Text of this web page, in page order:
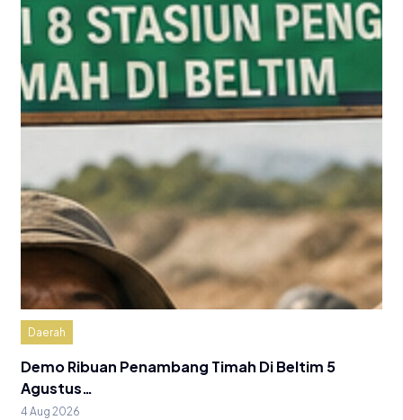
Daerah
Demo Ribuan Penambang Timah Di Beltim 5
Agustus…
4 Aug 2026